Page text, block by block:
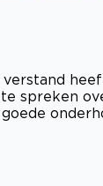
spreken